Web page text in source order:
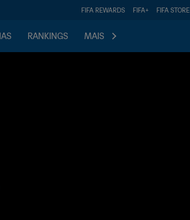
FIFA REWARDS FIFA+ FIFA STORE
RANKINGS MAIS